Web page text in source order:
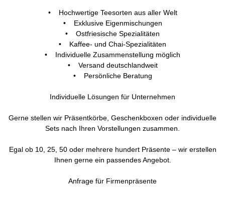
• Hochwertige Teesorten aus aller Welt
• Exklusive Eigenmischungen
• Ostfriesische Spezialitäten
• Kaffee- und Chai-Spezialitäten
• Individuelle Zusammenstellung möglich
• Versand deutschlandweit
• Persönliche Beratung
Individuelle Lösungen für Unternehmen
Gerne stellen wir Präsentkörbe, Geschenkboxen oder individuelle
Sets nach Ihren Vorstellungen zusammen.
Egal ob 10, 25, 50 oder mehrere hundert Präsente – wir erstellen
Ihnen gerne ein passendes Angebot.
Anfrage für Firmenpräsente